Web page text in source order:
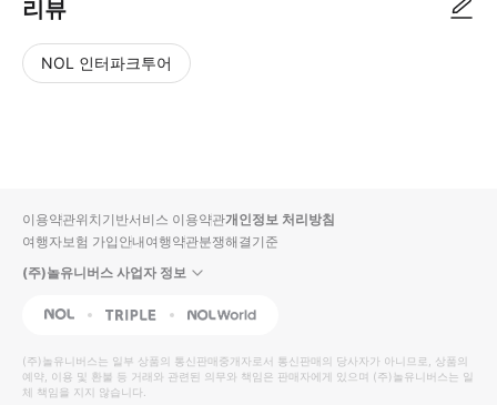
리뷰
NOL 인터파크투어
입니
다.
높
은
동
영
순
상
이용약관위치기반서비스 이용약관개인정보 처리방침
여행자보험 가입안내여행약관분쟁해결기준
(주)놀유니버스 사업자 정보
NOL Triple Interpark Global
(주)놀유니버스는 일부 상품의 통신판매중개자로서 통신판매의 당사자가 아니므로, 상품의
예약, 이용 및 환불 등 거래와 관련된 의무와 책임은 판매자에게 있으며 (주)놀유니버스는 일
체 책임을 지지 않습니다.